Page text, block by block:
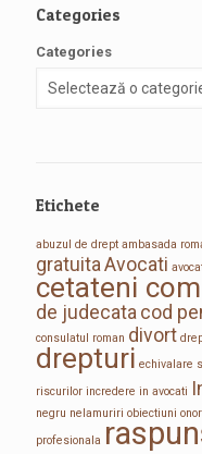
Categories
Categories
Etichete
abuzul de drept ambasada
gratuitaAvocati
cetateni
de judecata cod
consulatul roman divort
drepturi echivalare
riscurilor incredere in avocati
negru nelamuriri obiectiuni
profesionala